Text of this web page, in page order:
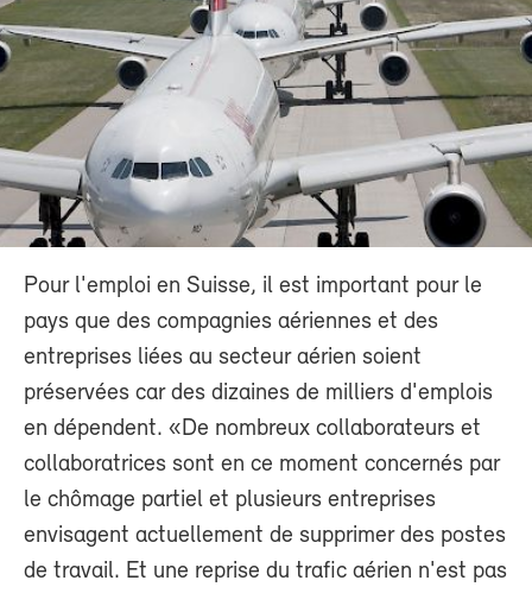
Pour l'emploi en Suisse, il est important pour le
pays que des compagnies aériennes et des
entreprises liées au secteur aérien soient
préservées car des dizaines de milliers d'emplois
en dépendent. «De nombreux collaborateurs et
collaboratrices sont en ce moment concernés par
le chômage partiel et plusieurs entreprises
envisagent actuellement de supprimer des postes
de travail. Et une reprise du trafic aérien n'est pas